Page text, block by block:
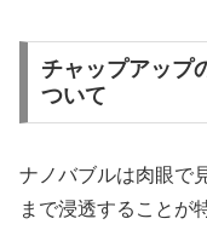
チャップアップ
ついて
ナノバブルは肉眼で
まで浸透することが